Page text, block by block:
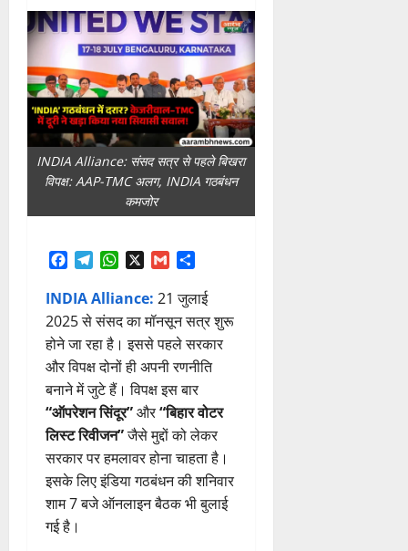
INDIA Alliance: संसद सत्र से पहले बिखरा
विपक्ष: AAP-TMC अलग, INDIA गठबंधन
कमजोर
Facebook
TelegramWhatsAppGmail
INDIA Alliance: 21 जुलाई
2025 से संसद का मॉनसून सत्र शुरू
होने जा रहा है। इससे पहले सरकार
और विपक्ष दोनों ही अपनी रणनीति
बनाने में जुटे हैं। विपक्ष इस बार
“ऑपरेशन सिंदूर”और“बिहार वोटर
लिस्ट रिवीजन”जैसे मुद्दों को लेकर
सरकार पर हमलावर होना चाहता है।
इसके लिए इंडिया गठबंधन की शनिवार
शाम 7 बजे ऑनलाइन बैठक भी बुलाई
गई है।